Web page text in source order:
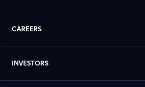
CAREERS
INVESTORS